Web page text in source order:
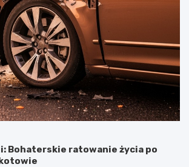
Bohaterskie ratowanie życia po